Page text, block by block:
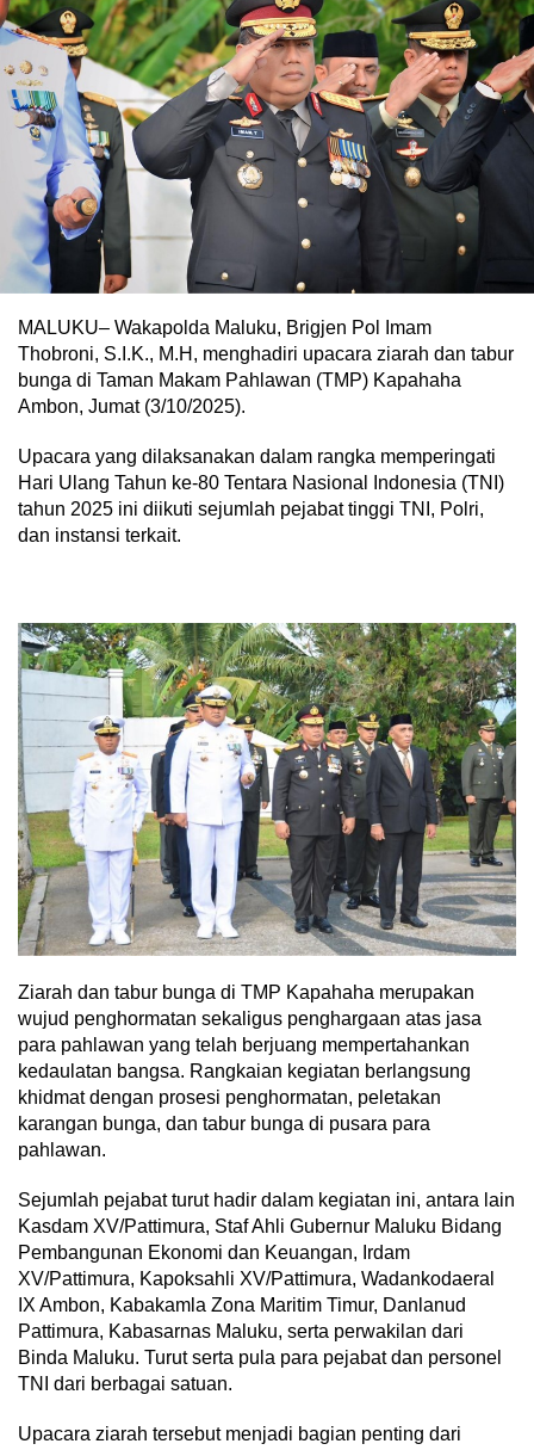
MALUKU– Wakapolda Maluku, Brigjen Pol Imam
Thobroni, S.I.K., M.H, menghadiri upacara ziarah dan tabur
bunga di Taman Makam Pahlawan (TMP) Kapahaha
Ambon, Jumat (3/10/2025).
Upacara yang dilaksanakan dalam rangka memperingati
Hari Ulang Tahun ke-80 Tentara Nasional Indonesia (TNI)
tahun 2025 ini diikuti sejumlah pejabat tinggi TNI, Polri,
dan instansi terkait.
Ziarah dan tabur bunga di TMP Kapahaha merupakan
wujud penghormatan sekaligus penghargaan atas jasa
para pahlawan yang telah berjuang mempertahankan
kedaulatan bangsa. Rangkaian kegiatan berlangsung
khidmat dengan prosesi penghormatan, peletakan
karangan bunga, dan tabur bunga di pusara para
pahlawan.
Sejumlah pejabat turut hadir dalam kegiatan ini, antara lain
Kasdam XV/Pattimura, Staf Ahli Gubernur Maluku Bidang
Pembangunan Ekonomi dan Keuangan, Irdam
XV/Pattimura, Kapoksahli XV/Pattimura, Wadankodaeral
IX Ambon, Kabakamla Zona Maritim Timur, Danlanud
Pattimura, Kabasarnas Maluku, serta perwakilan dari
Binda Maluku. Turut serta pula para pejabat dan personel
TNI dari berbagai satuan.
Upacara ziarah tersebut menjadi bagian penting dari